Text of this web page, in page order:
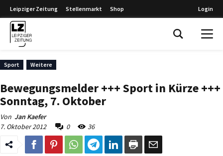
Leipziger Zeitung Stellenmarkt Shop Login
Sport Weitere
Bewegungsmelder +++ Sport in Kürze +++
Sonntag, 7. Oktober
Von Jan Kaefer
7. Oktober 2012
0 36